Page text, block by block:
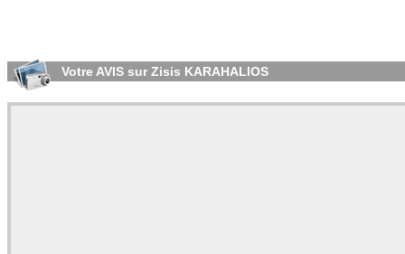
Votre AVIS sur Zisis KARAHALIOS